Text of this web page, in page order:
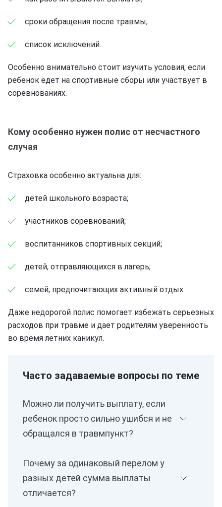
сроки обращения после травмы;
список исключений.
Особенно внимательно стоит изучить условия, если
ребенок едет на спортивные сборы или участвует в
соревнованиях.
Кому особенно нужен полис от несчастного
случая
Страховка особенно актуальна для:
детей школьного возраста;
участников соревнований;
воспитанников спортивных секций;
детей, отправляющихся в лагерь;
семей, предпочитающих активный отдых.
Даже недорогой полис помогает избежать серьезных
расходов при травме и дает родителям уверенность
во время летних каникул.
Часто задаваемые вопросы по теме
Можно ли получить выплату, если
ребенок просто сильно ушибся и не
обращался в травмпункт?
Почему за одинаковый перелом у
разных детей сумма выплаты
отличается?